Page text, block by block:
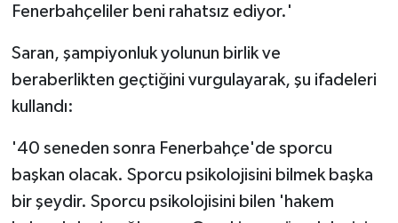
Fenerbahçeliler beni rahatsız ediyor.'
Saran, şampiyonluk yolunun birlik ve
beraberlikten geçtiğini vurgulayarak, şu ifadeleri
kullandı:
'40 seneden sonra Fenerbahçe'de sporcu
başkan olacak. Sporcu psikolojisini bilmek başka
bir şeydir. Sporcu psikolojisini bilen 'hakem